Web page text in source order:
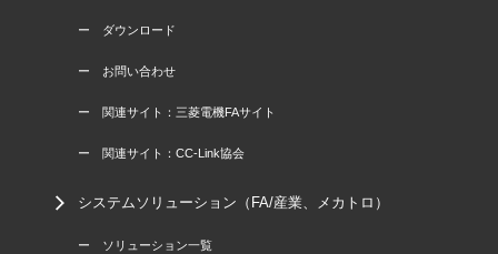
ー ダウンロード
ー お問い合わせ
ー 関連サイト：三菱電機FAサイト
ー 関連サイト：CC-Link協会
システムソリューション（FA/産業、メカトロ）
ー ソリューション一覧